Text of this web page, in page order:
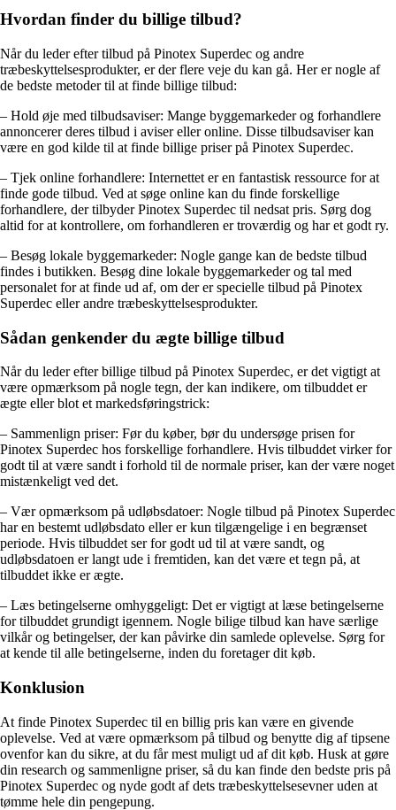
Hvordan finder du billige tilbud?
Når du leder efter tilbud på Pinotex Superdec og andre
træbeskyttelsesprodukter, er der flere veje du kan gå. Her er nogle af
de bedste metoder til at finde billige tilbud:
– Hold øje med tilbudsaviser: Mange byggemarkeder og forhandlere
annoncerer deres tilbud i aviser eller online. Disse tilbudsaviser kan
være en god kilde til at finde billige priser på Pinotex Superdec.
– Tjek online forhandlere: Internettet er en fantastisk ressource for at
finde gode tilbud. Ved at søge online kan du finde forskellige
forhandlere, der tilbyder Pinotex Superdec til nedsat pris. Sørg dog
altid for at kontrollere, om forhandleren er troværdig og har et godt ry.
– Besøg lokale byggemarkeder: Nogle gange kan de bedste tilbud
findes i butikken. Besøg dine lokale byggemarkeder og tal med
personalet for at finde ud af, om der er specielle tilbud på Pinotex
Superdec eller andre træbeskyttelsesprodukter.
Sådan genkender du ægte billige tilbud
Når du leder efter billige tilbud på Pinotex Superdec, er det vigtigt at
være opmærksom på nogle tegn, der kan indikere, om tilbuddet er
ægte eller blot et markedsføringstrick:
– Sammenlign priser: Før du køber, bør du undersøge prisen for
Pinotex Superdec hos forskellige forhandlere. Hvis tilbuddet virker for
godt til at være sandt i forhold til de normale priser, kan der være noget
mistænkeligt ved det.
– Vær opmærksom på udløbsdatoer: Nogle tilbud på Pinotex Superdec
har en bestemt udløbsdato eller er kun tilgængelige i en begrænset
periode. Hvis tilbuddet ser for godt ud til at være sandt, og
udløbsdatoen er langt ude i fremtiden, kan det være et tegn på, at
tilbuddet ikke er ægte.
– Læs betingelserne omhyggeligt: Det er vigtigt at læse betingelserne
for tilbuddet grundigt igennem. Nogle bilige tilbud kan have særlige
vilkår og betingelser, der kan påvirke din samlede oplevelse. Sørg for
at kende til alle betingelserne, inden du foretager dit køb.
Konklusion
At finde Pinotex Superdec til en billig pris kan være en givende
oplevelse. Ved at være opmærksom på tilbud og benytte dig af tipsene
ovenfor kan du sikre, at du får mest muligt ud af dit køb. Husk at gøre
din research og sammenligne priser, så du kan finde den bedste pris på
Pinotex Superdec og nyde godt af dets træbeskyttelsesevner uden at
tømme hele din pengepung.